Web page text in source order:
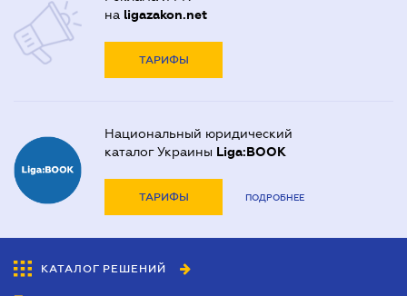
на ligazakon.net
ТАРИФЫ
Национальный юридический
каталог Украины Liga:BOOK
ТАРИФЫ ПОДРОБНЕЕ
КАТАЛОГ РЕШЕНИЙ